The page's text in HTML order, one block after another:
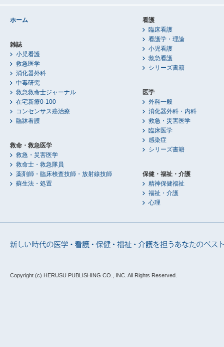
ホーム
雑誌
小児看護
救急医学
消化器外科
中毒研究
救急救命士ジャーナル
在宅新療0-100
コンセンサス癌治療
臨牀看護
救命・救急医学
救急・災害医学
救命士・救急隊員
薬剤師・臨床検査技師・放射線技師
蘇生法・処置
看護
臨床看護
看護学・理論
小児看護
救急看護
シリーズ書籍
医学
外科一般
消化器外科・内科
救急・災害医学
臨床医学
感染症
シリーズ書籍
保健・福祉・介護
精神保健福祉
福祉・介護
心理
Copyright (c) HERUSU PUBLISHING CO., INC. All Rights Reserved.